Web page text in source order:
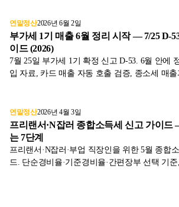
연말정산2026년 6월 2일
부가세 1기 매출 6월 정리 시작 — 7/25 D-
이드 (2026)
7월 25일 부가세 1기 확정 신고 D-53. 6월 안에
입 자료, 카드 매출 자동 호출 검증, 종소세 매출
연말정산2026년 4월 3일
프리랜서·N잡러 종합소득세 신고 가이드
는 7단계
프리랜서·N잡러·부업 직장인을 위한 5월 종합
드. 단순경비율·기준경비율·간편장부 선택 기준